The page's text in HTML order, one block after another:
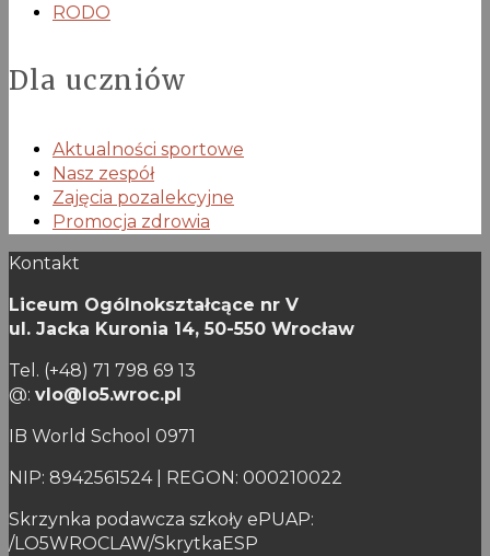
RODO
Dla uczniów
Aktualności sportowe
Nasz zespół
Zajęcia pozalekcyjne
Promocja zdrowia
Kontakt
Liceum Ogólnokształcące nr V
ul. Jacka Kuronia 14, 50-550 Wrocław
Tel. (+48) 71 798 69 13
@: vlo@lo5.wroc.pl
IB World School 0971
NIP: 8942561524 | REGON: 000210022
Skrzynka podawcza szkoły ePUAP:
/LO5WROCLAW/SkrytkaESP